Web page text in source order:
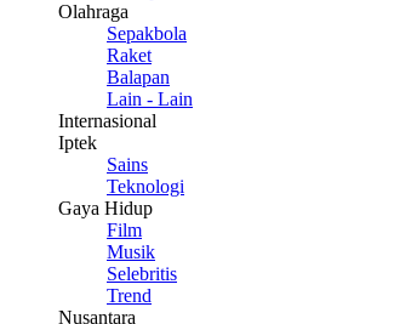
Olahraga
Sepakbola
Raket
Balapan
Lain - Lain
Internasional
Iptek
Sains
Teknologi
Gaya Hidup
Film
Musik
Selebritis
Trend
Nusantara